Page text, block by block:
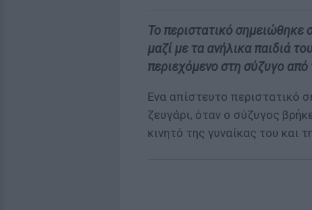
Το περιστατικό σημειώθηκε
μαζί με τα ανήλικα παιδιά
περιεχόμενο στη σύζυγο
Ενα απίστευτο περιστατικό
ζευγάρι, όταν ο σύζυγος
κινητό της γυναίκας του και